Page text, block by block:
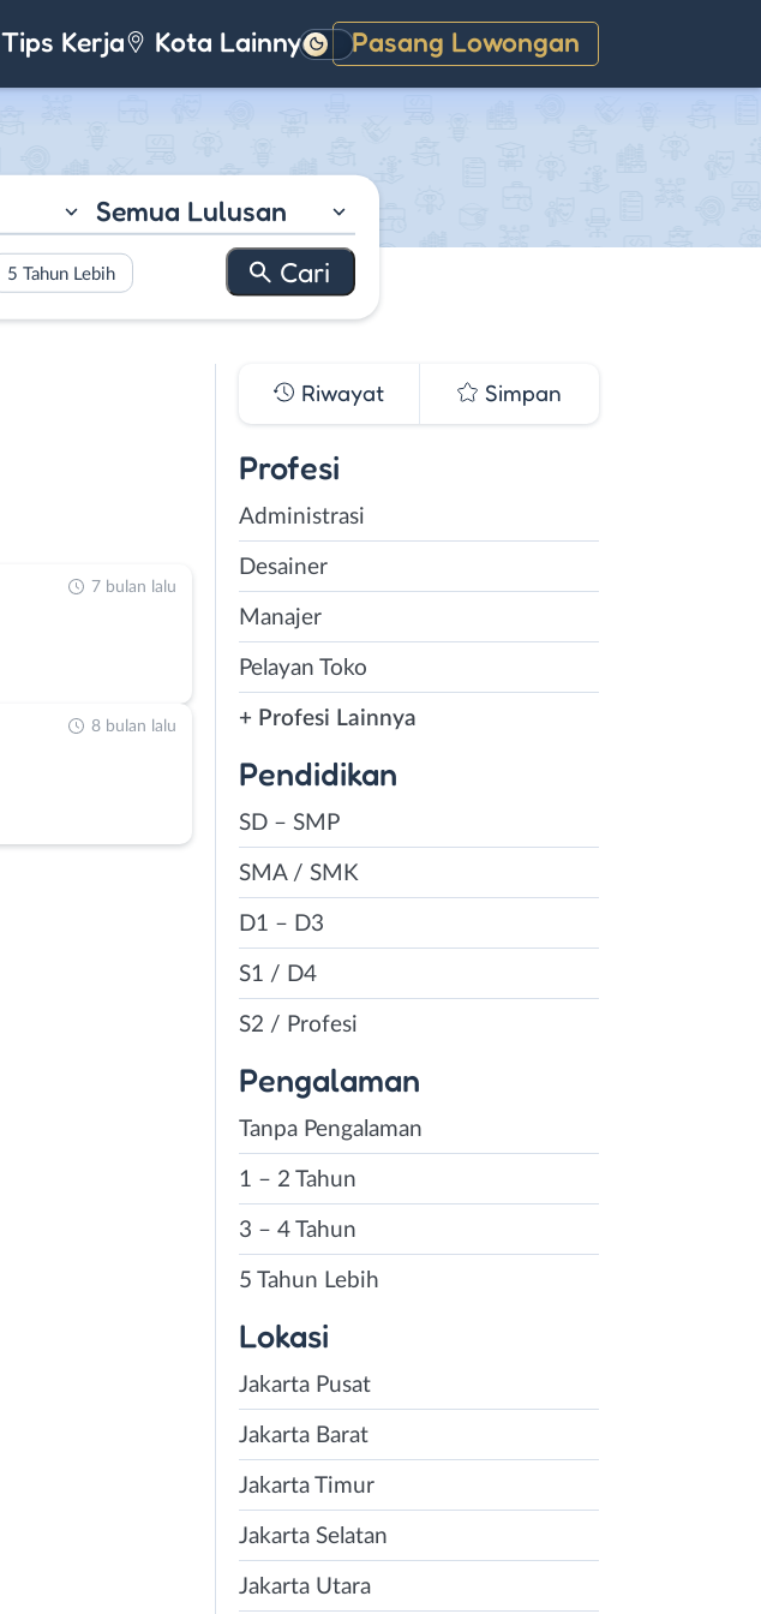
Tips Kerja Kota Lainnya Pasang Lowongan
Gelap
Semua Lulusan
5 Tahun Lebih
7 bulan lalu
8 bulan lalu
Riwayat Simpan
Profesi
Administrasi
Desainer
Manajer
Pelayan Toko
+ Profesi Lainnya
Pendidikan
SD – SMP
SMA / SMK
D1 – D3
S1 / D4
S2 / Profesi
Pengalaman
Tanpa Pengalaman
1 – 2 Tahun
3 – 4 Tahun
5 Tahun Lebih
Lokasi
Jakarta Pusat
Jakarta Barat
Jakarta Timur
Jakarta Selatan
Jakarta Utara